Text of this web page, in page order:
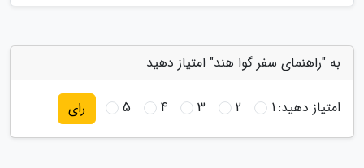
به "راهنمای سفر گوا هند" امتیاز دهید
امتیاز دهید:1
2
3
4
5 رای